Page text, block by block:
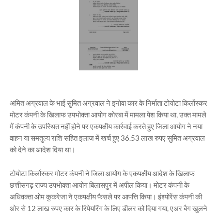
अमित अग्रवाल के भाई सुमित अग्रवाल ने इनोवा कार के निर्माता टोयोटा किर्लोस्कर
मोटर कंपनी के खिलाफ उपभोक्ता आयोग कोरबा में मामला पेश‌ किया था, उक्त मामले
में कंपनी के उपस्थित नहीं होने पर एकपक्षीय कार्रवाई करते हुए जिला आयोग ने नया
वाहन या समतुल्य राशि सहित इलाज में खर्च हुए 36.53 लाख रुपए सुमित अग्रवाल
को देने का आदेश दिया था।
टोयोटा किर्लोस्कर मोटर कंपनी ने जिला आयोग के एकपक्षीय आदेश के खिलाफ
छत्तीसगढ़ राज्य उपभोक्ता आयोग बिलासपुर में अपील किया। मोटर कंपनी के
अधिवक्ता ओम कुकरेजा ने एकपक्षीय फैसले पर आपत्ति किया। इंश्योरेंस कंपनी की
ओर से 12 लाख रुपए कार के रिपेयरिंग के लिए डीलर को दिया गया, एअर बैग खुलने